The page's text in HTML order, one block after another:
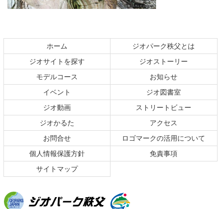
ン
文
へ
の
へ
ホーム
ジオパーク秩父とは
ジオサイトを探す
ジオストーリー
モデルコース
お知らせ
イベント
ジオ図書室
ジオ動画
ストリートビュー
ジオかるた
アクセス
お問合せ
ロゴマークの活用について
個人情報保護方針
免責事項
サイトマップ